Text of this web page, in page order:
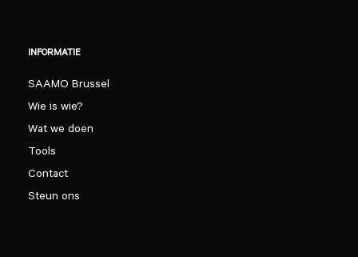
INFORMATIE
SAAMO Brussel
Wie is wie?
Wat we doen
Tools
Contact
Steun ons